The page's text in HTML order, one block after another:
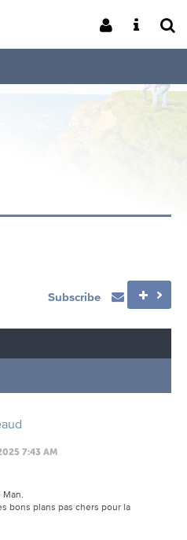
Subscribe
7:43 AM
bons plans pas chers pour la